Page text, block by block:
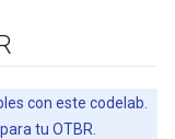
con este codelab.
tu OTBR.